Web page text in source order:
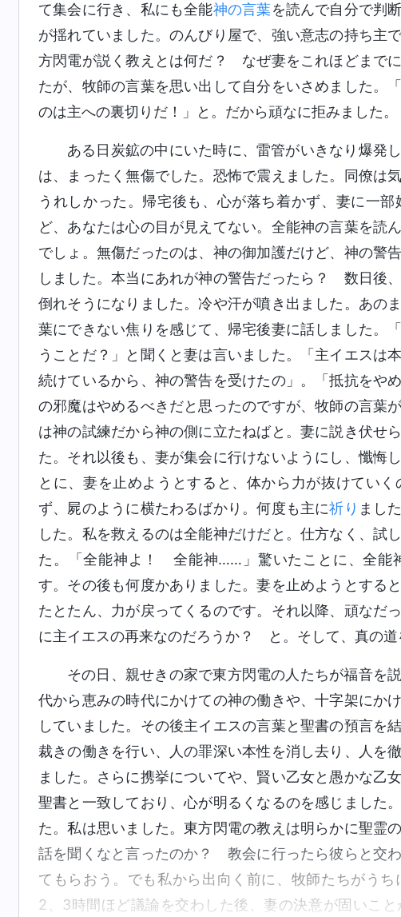
て集会に行き、私にも全能神の言葉を読んで自分で判
が揺れていました。のんびり屋で、強い意志の持ち
方閃電が説く教えとは何だ？ なぜ妻をこれほどまで
たが、牧師の言葉を思い出して自分をいさめました。
のは主への裏切りだ！」と。だから頑なに拒みました。
ある日炭鉱の中にいた時に、雷管がいきなり爆発
は、まったく無傷でした。恐怖で震えました。同僚は
うれしかった。帰宅後も、心が落ち着かず、妻に一
ど、あなたは心の目が見えてない。全能神の言葉を読
でしょ。無傷だったのは、神の御加護だけど、神の警
しました。本当にあれが神の警告だったら？ 数日後
倒れそうになりました。冷や汗が噴き出ました。あの
葉にできない焦りを感じて、帰宅後妻に話しました
うことだ？」と聞くと妻は言いました。「主イエスは
続けているから、神の警告を受けたの」。「抵抗をや
の邪魔はやめるべきだと思ったのですが、牧師の言葉
は神の試練だから神の側に立たねばと。妻に説き伏せ
た。それ以後も、妻が集会に行けないようにし、懺悔
とに、妻を止めようとすると、体から力が抜けてい
ず、屍のように横たわるばかり。何度も主に祈り まし
した。私を救えるのは全能神だけだと。仕方なく、試
た。「全能神よ！ 全能神……」驚いたことに、全能
す。その後も何度かありました。妻を止めようとする
たとたん、力が戻ってくるのです。それ以降、頑なだ
に主イエスの再来なのだろうか？ と。そして、真の道
その日、親せきの家で東方閃電の人たちが福音を
代から恵みの時代にかけての神の働きや、十字架にか
していました。その後主イエスの言葉と聖書の預言を
裁きの働きを行い、人の罪深い本性を消し去り、人を
ました。さらに携挙についてや、賢い乙女と愚かな乙
聖書と一致しており、心が明るくなるのを感じました
た。私は思いました。東方閃電の教えは明らかに聖霊
話を聞くなと言ったのか？ 教会に行ったら彼らと交
てもらおう。でも私から出向く前に、牧師たちがう
2、3時間ほど議論を交わした後、妻の決意が固いこ